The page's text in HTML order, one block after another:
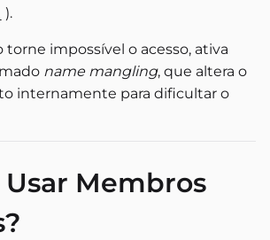
).
torne impossível o acesso, ativa
name mangling, que altera o
internamente para dificultar o
Usar Membros